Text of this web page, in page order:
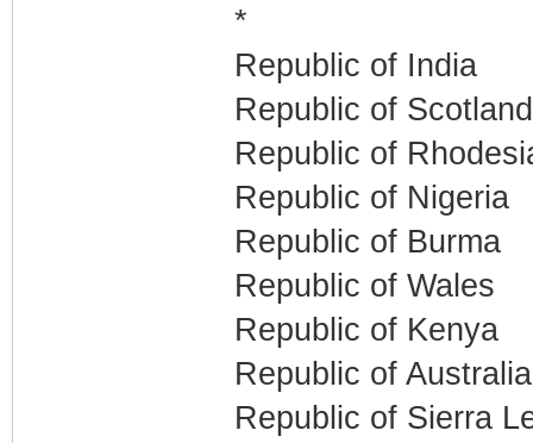
*
Republic of India
Republic of Scotland
Republic of
Republic of Nigeria
Republic of Burma
Republic of Wales
Republic of Kenya
Republic of Australia
Republic of Sierra